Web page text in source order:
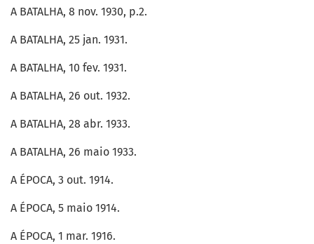
A BATALHA, 8 nov. 1930, p.2.
A BATALHA, 25 jan. 1931.
A BATALHA, 10 fev. 1931.
A BATALHA, 26 out. 1932.
A BATALHA, 28 abr. 1933.
A BATALHA, 26 maio 1933.
A ÉPOCA, 3 out. 1914.
A ÉPOCA, 5 maio 1914.
A ÉPOCA, 1 mar. 1916.